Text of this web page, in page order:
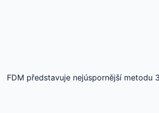
FDM představuje nejúspornější